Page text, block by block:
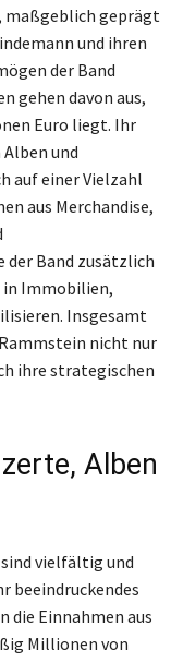
maßgeblich geprägt
und ihren
der Band
gehen davon aus,
Euro liegt. Ihr
und
auf einer Vielzahl
aus Merchandise,
der Band zusätzlich
in Immobilien,
Insgesamt
nicht nur
ihre strategischen
Alben
vielfältig und
beeindruckendes
die Einnahmen aus
Millionen von